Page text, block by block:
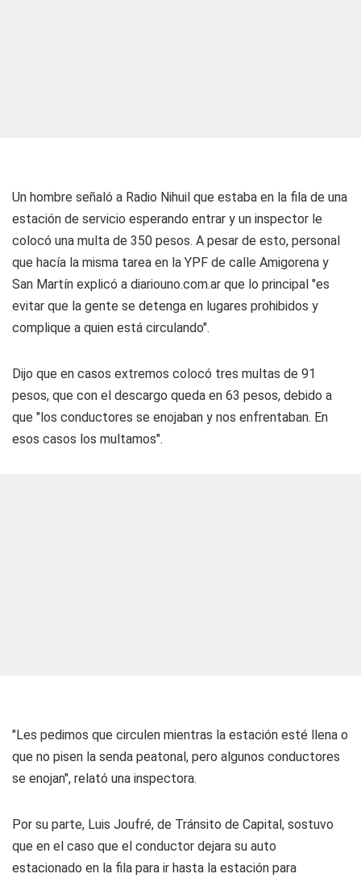
Un hombre señaló a Radio Nihuil que estaba en la fila de una
estación de servicio esperando entrar y un inspector le
colocó una multa de 350 pesos. A pesar de esto, personal
que hacía la misma tarea en la YPF de calle Amigorena y
San Martín explicó a diariouno.com.ar que lo principal "es
evitar que la gente se detenga en lugares prohibidos y
complique a quien está circulando".
Dijo que en casos extremos colocó tres multas de 91
pesos, que con el descargo queda en 63 pesos, debido a
que "los conductores se enojaban y nos enfrentaban. En
esos casos los multamos".
"Les pedimos que circulen mientras la estación esté llena o
que no pisen la senda peatonal, pero algunos conductores
se enojan", relató una inspectora.
Por su parte, Luis Joufré, de Tránsito de Capital, sostuvo
que en el caso que el conductor dejara su auto
estacionado en la fila para ir hasta la estación para